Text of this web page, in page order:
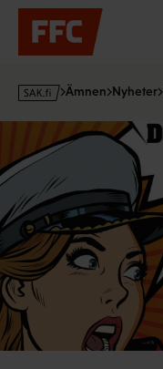
Hoppa
innehållet
s
f
Ämnen Nyheter